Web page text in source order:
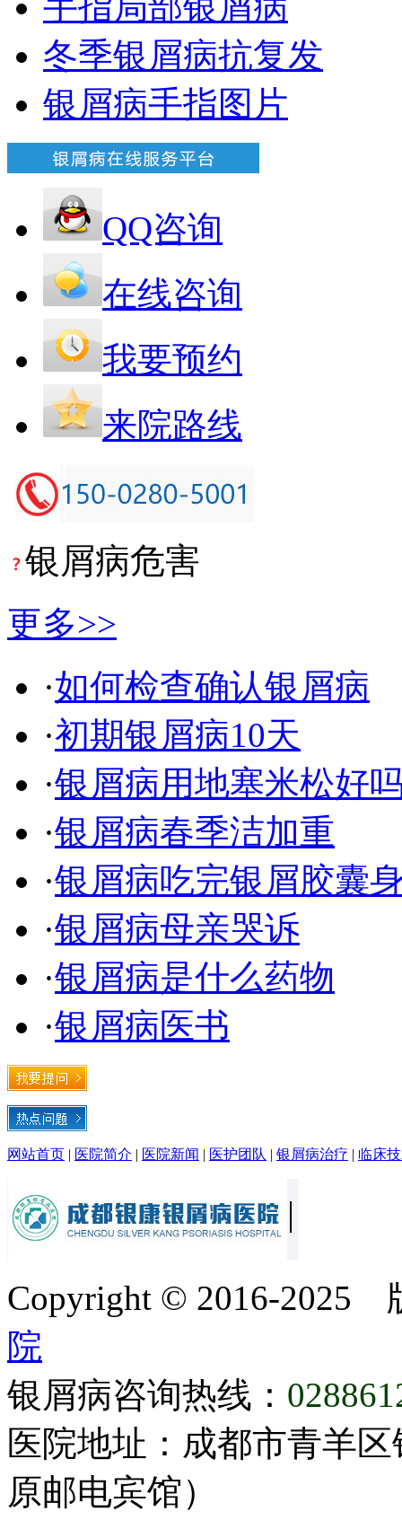
冬季银屑病抗复发
银屑病手指图片
QQ咨询
在线咨询
我要预约
来院路线
银屑病危害
更多>>
·如何检查确认银屑病
·初期银屑病10天
·银屑病用地塞米松好
·银屑病春季洁加重
·银屑病吃完银屑胶囊
·银屑病母亲哭诉
·银屑病是什么药物
·银屑病医书
网站首页 | 医院简介 | 医院新闻 | 医护团队 | 银屑病治疗 | 临床
Copyright © 2016-2025
院
银屑病咨询热线：
医院地址：成都市青羊
原邮电宾馆）